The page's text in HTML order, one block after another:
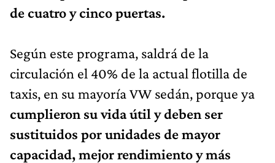
de cuatro y cinco puertas.
Según este programa, saldrá de la
circulación el 40% de la actual flotilla de
taxis, en su mayoría VW sedán, porque ya
cumplieron su vida útil y deben ser
sustituidos por unidades de mayor
capacidad, mejor rendimiento y más